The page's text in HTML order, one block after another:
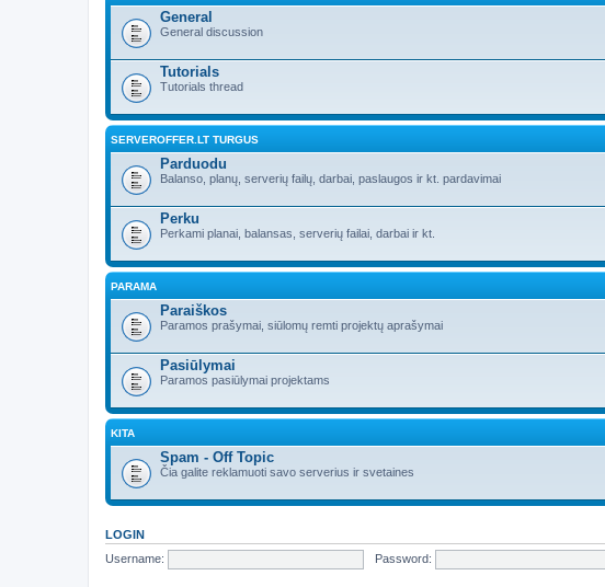
General
General discussion
Tutorials
Tutorials thread
SERVEROFFER.LT TURGUS
Parduodu
Balanso, planų, serverių failų, darbai, paslaugos ir kt. pardavimai
Perku
Perkami planai, balansas, serverių failai, darbai ir kt.
PARAMA
Paraiškos
Paramos prašymai, siūlomų remti projektų aprašymai
Pasiūlymai
Paramos pasiūlymai projektams
KITA
Spam - Off Topic
Čia galite reklamuoti savo serverius ir svetaines
LOGIN
Username:
Password: